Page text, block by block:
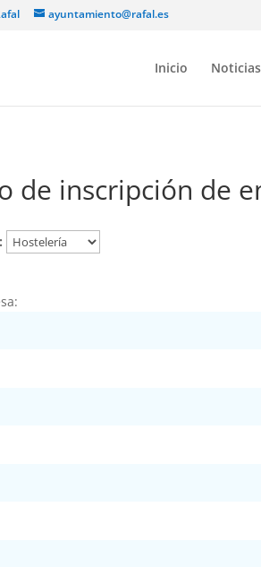
ayuntamiento@rafal.es
Inicio Noticias
de inscripción de